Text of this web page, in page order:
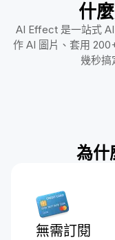
什
AI Effect 是一站式
作 AI 圖片、套用
幾秒搞
為
無需訂閱